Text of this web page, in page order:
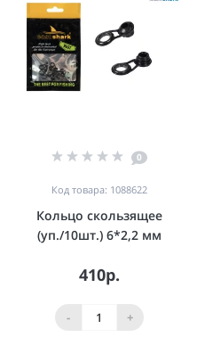
0
Код товара: 1088622
Кольцо скользящее
(уп./10шт.) 6*2,2 мм
410р.
- +